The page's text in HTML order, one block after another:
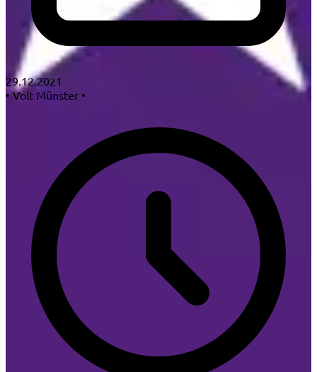
29.12.2021
• Volt Münster •